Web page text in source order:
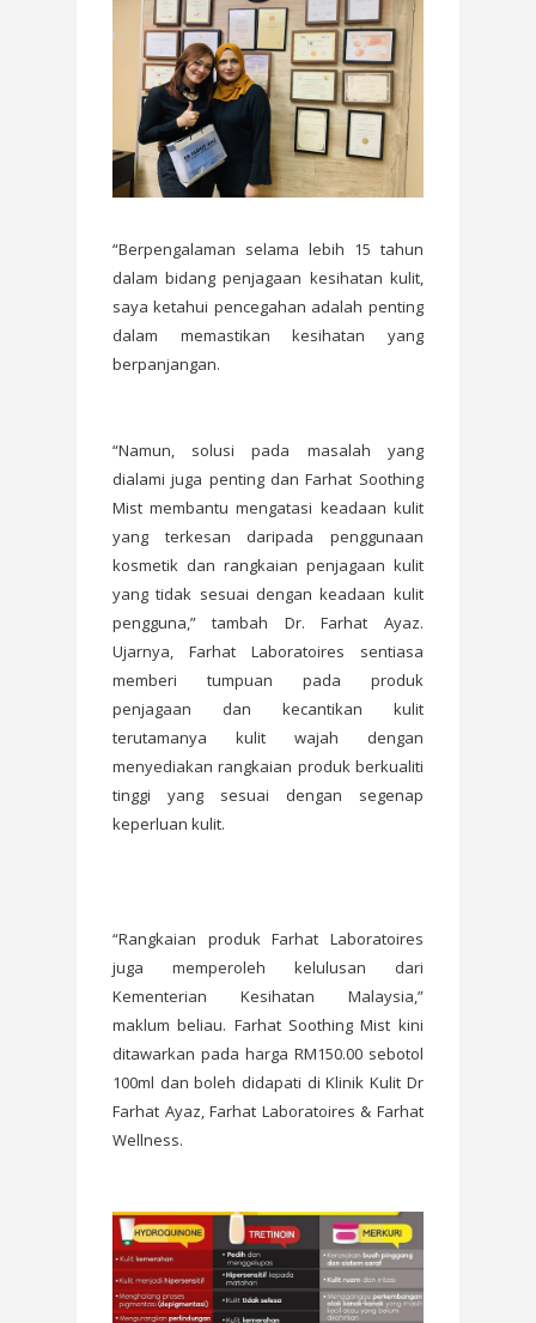
“Berpengalaman selama lebih 15 tahun
dalam bidang penjagaan kesihatan kulit,
saya ketahui pencegahan adalah penting
dalam memastikan kesihatan yang
berpanjangan.
“Namun, solusi pada masalah yang
dialami juga penting dan Farhat Soothing
Mist membantu mengatasi keadaan kulit
yang terkesan daripada penggunaan
kosmetik dan rangkaian penjagaan kulit
yang tidak sesuai dengan keadaan kulit
pengguna,” tambah Dr. Farhat Ayaz.
Ujarnya, Farhat Laboratoires sentiasa
memberi tumpuan pada produk
penjagaan dan kecantikan kulit
terutamanya kulit wajah dengan
menyediakan rangkaian produk berkualiti
tinggi yang sesuai dengan segenap
keperluan kulit.
“Rangkaian produk Farhat Laboratoires
juga memperoleh kelulusan dari
Kementerian Kesihatan Malaysia,”
maklum beliau. Farhat Soothing Mist kini
ditawarkan pada harga RM150.00 sebotol
100ml dan boleh didapati di Klinik Kulit Dr
Farhat Ayaz, Farhat Laboratoires & Farhat
Wellness.